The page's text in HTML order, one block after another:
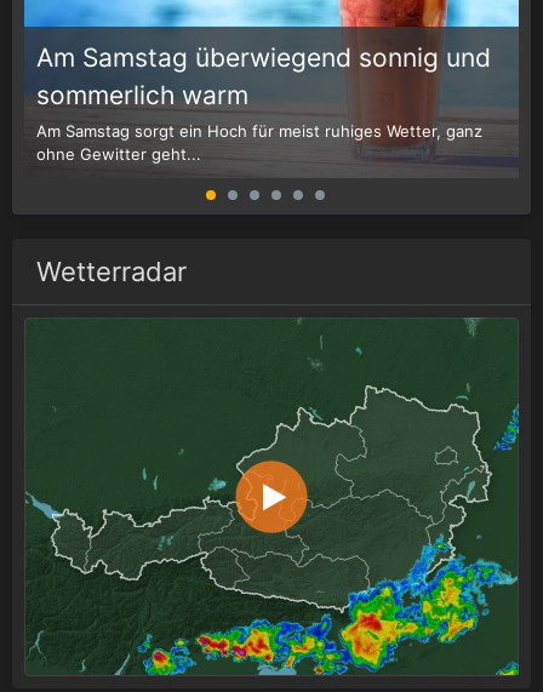
Am Samstag überwiegend sonnig und
sommerlich warm
Am Samstag sorgt ein Hoch für meist ruhiges Wetter, ganz
ohne Gewitter geht...
Wetterradar